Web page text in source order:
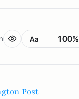
Aa 100%
Post